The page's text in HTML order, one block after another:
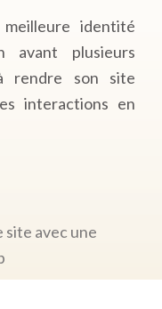
identité
plusieurs
rendre son site
interactions en
avec une